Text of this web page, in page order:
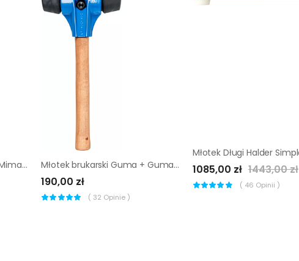
Młotek brukarski gumowy Mimal MBM02 Młotek brukarski Guma + Guma Mimal MBM05
190,00 zł
( 32 Opinie )
1085,00 zł 1443,00 zł
( 46 Opinii )